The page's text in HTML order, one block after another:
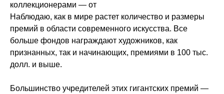
коллекционерами — от
Наблюдаю, как в мире растет количество и размеры
премий в области современного искусства. Все
больше фондов награждают художников, как
признанных, так и начинающих, премиями в 100 тыс.
долл. и выше.
Большинство учредителей этих гигантских премий —
+7 (495) 640-30-22
Подпишитесь, чтобы первыми узнавать о новых
курсах, скидках и событиях школы.